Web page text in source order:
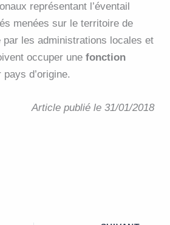
représentant l’éventail
menées sur le territoire de
par les administrations locales et
occuper unefonction
d’origine.
Article publié le 31/01/2018